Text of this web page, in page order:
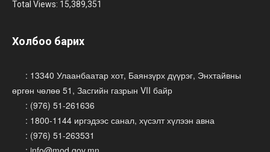
Total Views: 15,389,351
Холбоо барих
: 13340 Улаанбаатар хот, Баянзүрх дүүрэг, Энхтайвны
өргөн чөлөө 51, Засгийн газрын VII байр
: (976) 51-261636
: 1800-1144 иргэдээс санал, хүсэлт хүлээн авна
: (976) 51-263531